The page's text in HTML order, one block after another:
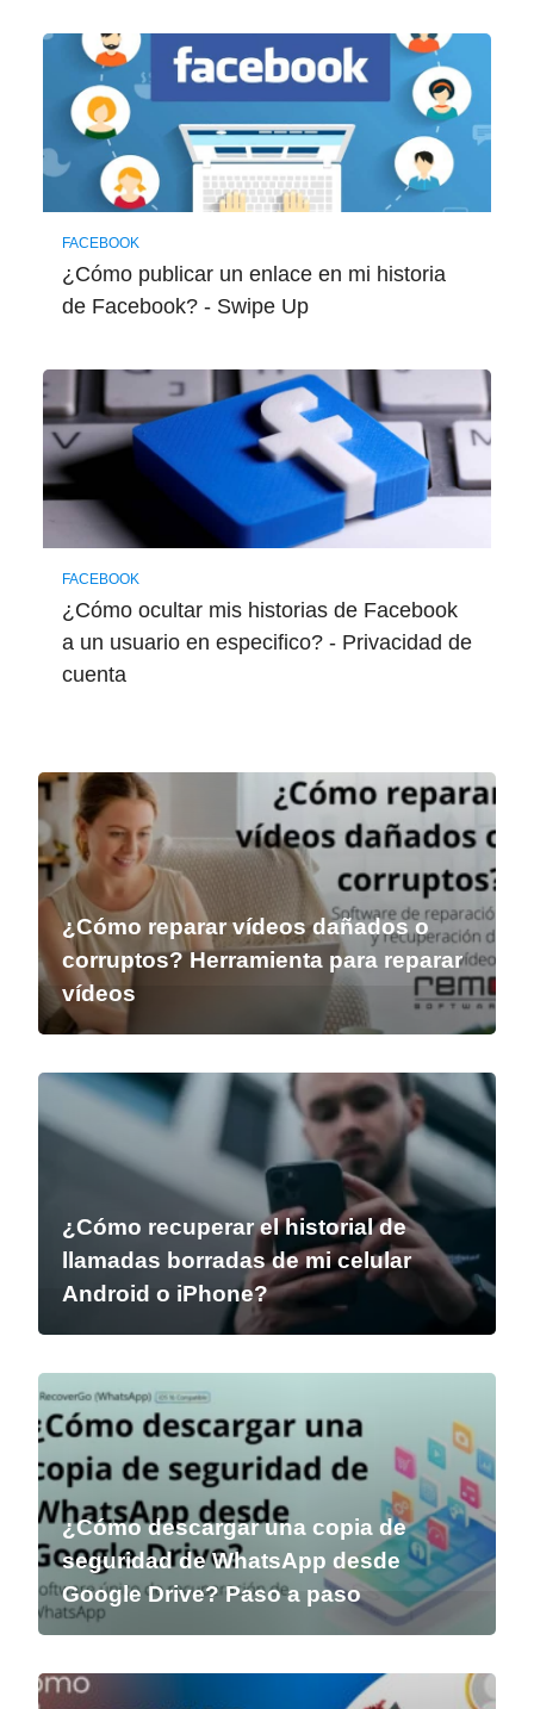
FACEBOOK
¿Cómo publicar un enlace en mi historia
de Facebook? - Swipe Up
FACEBOOK
¿Cómo ocultar mis historias de Facebook
a un usuario en especifico? - Privacidad de
cuenta
¿Cómo reparar vídeos dañados o
corruptos? Herramienta para reparar
vídeos
¿Cómo recuperar el historial de
llamadas borradas de mi celular
Android o iPhone?
¿Cómo descargar una copia de
seguridad de WhatsApp desde
Google Drive? Paso a paso